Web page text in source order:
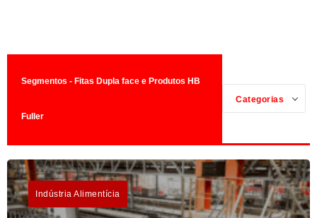
Segmentos - Fitas Dupla face e Produtos HB
Fuller
Categorias
Indústria Alimentícia